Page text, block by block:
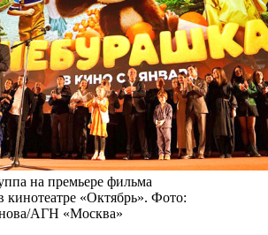
на премьере фильма
кинотеатре «Октябрь». Фото:
АГН «Москва»